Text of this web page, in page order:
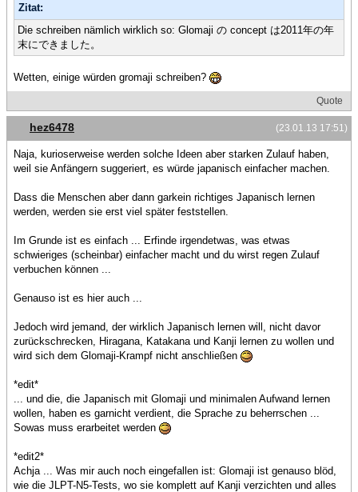
Zitat:
Die schreiben nämlich wirklich so: Glomaji の concept は2011年の年
末にできました。
Wetten, einige würden gromaji schreiben?
Quote
(23.01.13 17:51)
hez6478
Naja, kurioserweise werden solche Ideen aber starken Zulauf haben,
weil sie Anfängern suggeriert, es würde japanisch einfacher machen.
Dass die Menschen aber dann garkein richtiges Japanisch lernen
werden, werden sie erst viel später feststellen.
Im Grunde ist es einfach ... Erfinde irgendetwas, was etwas
schwieriges (scheinbar) einfacher macht und du wirst regen Zulauf
verbuchen können ...
Genauso ist es hier auch ...
Jedoch wird jemand, der wirklich Japanisch lernen will, nicht davor
zurückschrecken, Hiragana, Katakana und Kanji lernen zu wollen und
wird sich dem Glomaji-Krampf nicht anschließen
*edit*
... und die, die Japanisch mit Glomaji und minimalen Aufwand lernen
wollen, haben es garnicht verdient, die Sprache zu beherrschen ...
Sowas muss erarbeitet werden
*edit2*
Achja ... Was mir auch noch eingefallen ist: Glomaji ist genauso blöd,
wie die JLPT-N5-Tests, wo sie komplett auf Kanji verzichten und alles